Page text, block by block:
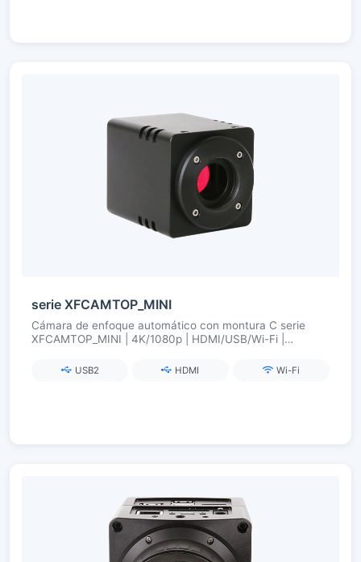
serie XFCAMTOP_MINI
Cámara de enfoque automático con montura C serie
XFCAMTOP_MINI | 4K/1080p | HDMI/USB/Wi-Fi |
USB2 HDMI Wi-Fi